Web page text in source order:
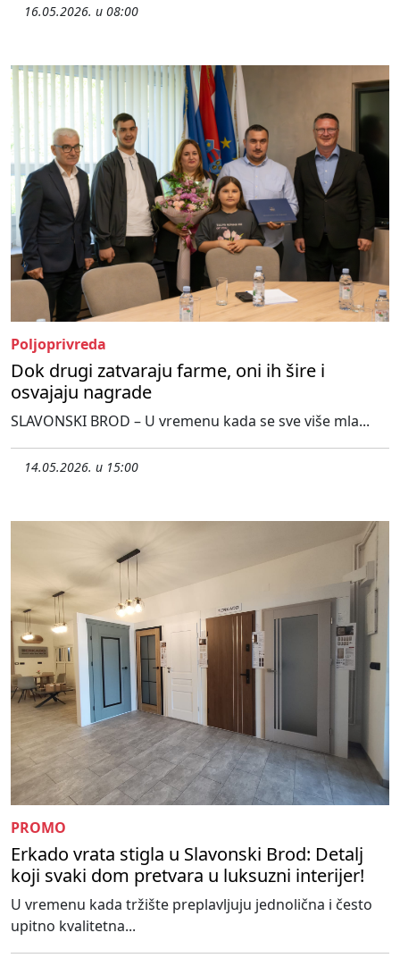
16.05.2026. u 08:00
Poljoprivreda
Dok drugi zatvaraju farme, oni ih šire i
osvajaju nagrade
SLAVONSKI BROD – U vremenu kada se sve više mla...
14.05.2026. u 15:00
PROMO
Erkado vrata stigla u Slavonski Brod: Detalj
koji svaki dom pretvara u luksuzni interijer!
U vremenu kada tržište preplavljuju jednolična i često
upitno kvalitetna...